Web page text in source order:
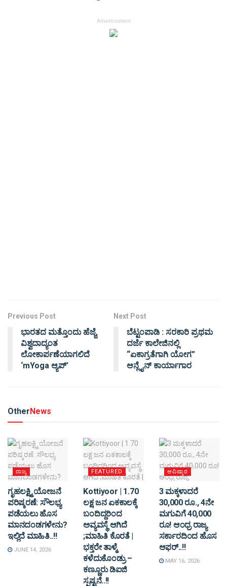
Advertisement
Previous Post
ಭಾರತದ ಮತ್ತೊಂದು ಹೆಜ್ಜೆ,
ವಿಶ್ವದಾದ್ಯಂತ
ಲೋಕಾರ್ಪಣೆಯಾಗಲಿದೆ
‘mYoga ಆ್ಯಪ್’
Next Post
ಬೆಟ್ಟಂಪಾಡಿ : ಸರಕಾರಿ ಪ್ರಥಮ
ದರ್ಜೆ ಕಾಲೇಜಿನಲ್ಲಿ
“ಏಕಾಗ್ರತೆಗಾಗಿ ಯೋಗ”
ಆನ್ಲೈನ್‌ ಕಾರ್ಯಾಗಾರ
OtherNews
ರಾಜ್ಯ
ಗೃಹಲಕ್ಷ್ಮಿ ಯೋಜನೆ
ಪರಿಷ್ಕರಣೆ: ಸೌಲಭ್ಯ
ಪಡೆಯಲು ಹೊಸ
ಮಾನದಂಡಗಳೇನು?
ಇಲ್ಲಿದೆ ಮಾಹಿತಿ..!!
JUNE 14, 2026
FEATURED
Kottiyoor | 1.70
ಲಕ್ಷ ಜನ ಏಕಕಾಲಕ್ಕೆ
ಬಂದಿದ್ದರಿಂದ
ಅವ್ಯವಸ್ಥೆ ಆಗಿದೆ
;ಮಾಹಿತಿ ಕೊರತೆ |
ಭಕ್ತರೇ ತಾಳ್ಮೆ
ಕಳೆದುಕೊಂಡ್ರು –
ಕಣ್ಣೂರು ಡಿಐಜಿ
ಸ್ಪಷ್ಟನೆ..!!
ಆವಿಷ್ಕಾರ
3 ಮಕ್ಕಳಾದರೆ
30,000 ರೂ., 4ನೇ
ಮಗುವಿಗೆ 40,000
ರೂ! ಆಂಧ್ರ ರಾಜ್ಯ
ಸರ್ಕಾರದಿಂದ ಹೊಸ
ಆಫರ್..!!
MAY 16, 2026